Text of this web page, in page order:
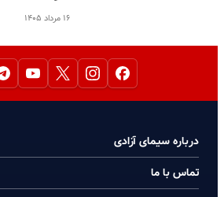
۱۶ مرداد ۱۴۰۵
درباره سیمای آزادی
تماس با ما